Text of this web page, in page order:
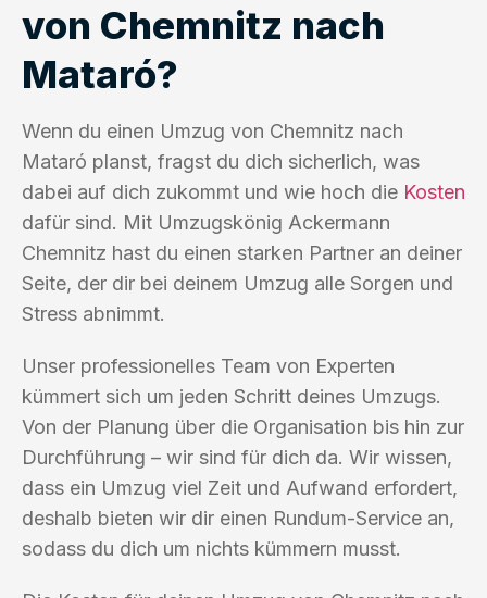
von Chemnitz nach
Mataró?
Wenn du einen Umzug von Chemnitz nach
Mataró planst, fragst du dich sicherlich, was
dabei auf dich zukommt und wie hoch die Kosten
dafür sind. Mit Umzugskönig Ackermann
Chemnitz hast du einen starken Partner an deiner
Seite, der dir bei deinem Umzug alle Sorgen und
Stress abnimmt.
Unser professionelles Team von Experten
kümmert sich um jeden Schritt deines Umzugs.
Von der Planung über die Organisation bis hin zur
Durchführung – wir sind für dich da. Wir wissen,
dass ein Umzug viel Zeit und Aufwand erfordert,
deshalb bieten wir dir einen Rundum-Service an,
sodass du dich um nichts kümmern musst.